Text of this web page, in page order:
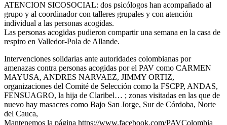
ATENCION SICOSOCIAL: dos psicólogos han acompañado al
grupo y al coordinador con talleres grupales y con atención
individual a las personas acogidas.
Las personas acogidas pudieron compartir una semana en la casa de
respiro en Valledor-Pola de Allande.
Intervenciones solidarias ante autoridades colombianas por
amenazas contra personas acogidas por el PAV como CARMEN
MAYUSA, ANDRES NARVAEZ, JIMMY ORTIZ,
organizaciones del Comité de Selección como la FSCPP, ANDAS,
FENSUAGRO, la hija de Claribel… ; zonas visitadas en las que de
nuevo hay masacres como Bajo San Jorge, Sur de Córdoba, Norte
del Cauca,
Mantenemos la página https://www.facebook.com/PAVColombia